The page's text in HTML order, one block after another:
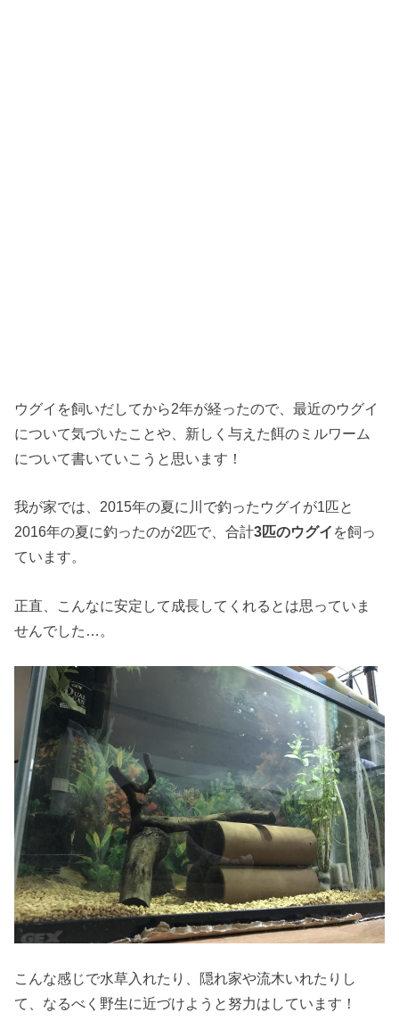
ウグイを飼いだしてから2年が経ったので、最近のウグイ
について気づいたことや、新しく与えた餌のミルワーム
について書いていこうと思います！
我が家では、2015年の夏に川で釣ったウグイが1匹と
2016年の夏に釣ったのが2匹で、合計3匹のウグイ を飼っ
ています。
正直、こんなに安定して成長してくれるとは思っていま
せんでした…。
こんな感じで水草入れたり、隠れ家や流木いれたりし
て、なるべく野生に近づけようと努力はしています！